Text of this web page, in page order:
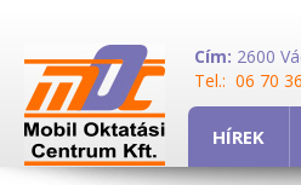
HÍREK
Cím: 2600
Tel.: 06 70